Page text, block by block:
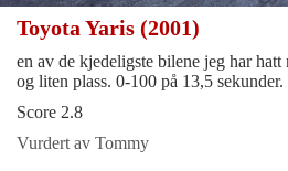
Toyota Yaris (2001)
en av de kjedeligste bilene jeg har hatt
og liten plass. 0-100 på 13,5
Score 2.8
Vurdert av Tommy